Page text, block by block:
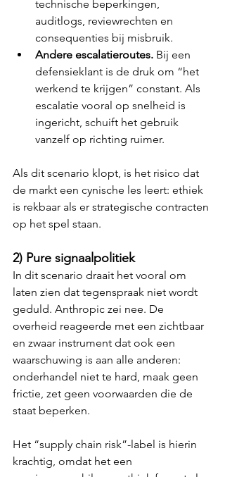
technische beperkingen,
auditlogs, reviewrechten en
consequenties bij misbruik.
Andere escalatieroutes. Bij een
defensieklant is de druk om “het
werkend te krijgen” constant. Als
escalatie vooral op snelheid is
ingericht, schuift het gebruik
vanzelf op richting ruimer.
Als dit scenario klopt, is het risico dat
de markt een cynische les leert: ethiek
is rekbaar als er strategische contracten
op het spel staan.
2) Pure signaalpolitiek
In dit scenario draait het vooral om
laten zien dat tegenspraak niet wordt
geduld. Anthropic zei nee. De
overheid reageerde met een zichtbaar
en zwaar instrument dat ook een
waarschuwing is aan alle anderen:
onderhandel niet te hard, maak geen
frictie, zet geen voorwaarden die de
staat beperken.
Het “supply chain risk”-label is hierin
krachtig, omdat het een